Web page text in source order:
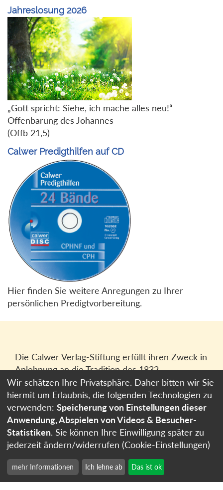
Jahreslosung 2026
„Gott spricht: Siehe, ich mache alles neu!“
Offenbarung des Johannes
(Offb 21,5)
Calwer Predigthilfen auf CD
Hier finden Sie weitere Anregungen zu Ihrer
persönlichen Predigtvorbereitung.
Die Calwer Verlag-Stiftung erfüllt ihren Zweck in
Anlehnung an die Tradition des 1832
gegründeten Calwer Verlagsvereins, der
heutigen Calwer Verlag Bücher und Medien
GmbHin Stuttgart.
Impressum
Datenschutzerklärung
Cookie-Einstellungen
Wir schätzen Ihre Privatsphäre. Daher bitten wir Sie
hiermit um Erlaubnis, die folgenden Technologien zu
verwenden: Speicherung von Einstellungen dieser
Anwendung, Abspielen von Videos & Besucher-
Statistiken. Sie können Ihre Einwilligung später zu
jederzeit ändern/widerrufen (Cookie-Einstellungen)
mehr Informationen Ich lehne ab Das ist ok